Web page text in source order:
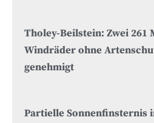
Tholey-Beilstein: Zwei 261
Windräder ohne
genehmigt
Partielle Sonnenfinsternis